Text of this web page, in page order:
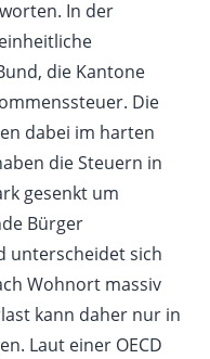
In der
die Kantone
Die
dabei im harten
die Steuern in
gesenkt um
Bürger
unterscheidet sich
Wohnort massiv
kann daher nur in
Laut einer OECD